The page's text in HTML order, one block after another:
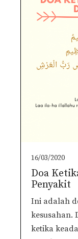
16/03/2020
Doa
Penyakit
Ini adalah
kesusahan.
ketika